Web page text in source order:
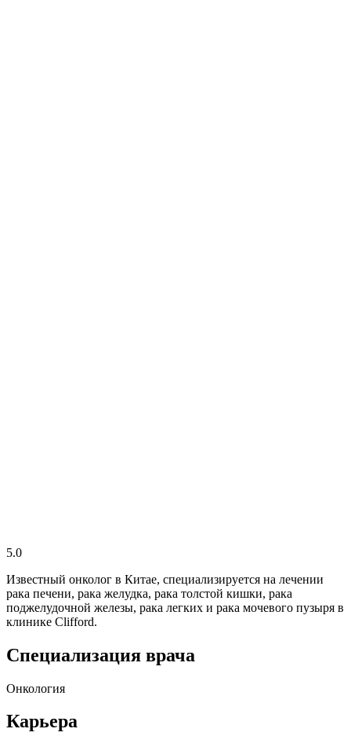
5.0
Известный онколог в Китае, специализируется на лечении
рака печени, рака желудка, рака толстой кишки, рака
поджелудочной железы, рака легких и рака мочевого пузыря в
клинике Clifford.
Специализация врача
Онкология
Карьера